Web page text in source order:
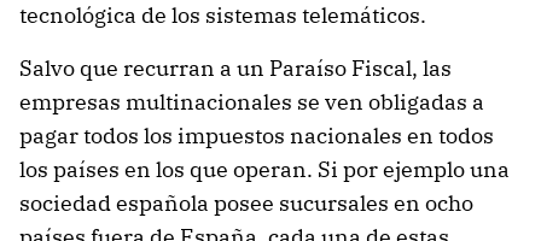
tecnológica de los sistemas telemáticos.
Salvo que recurran a un Paraíso Fiscal, las
empresas multinacionales se ven obligadas a
pagar todos los impuestos nacionales en todos
los países en los que operan. Si por ejemplo una
sociedad española posee sucursales en ocho